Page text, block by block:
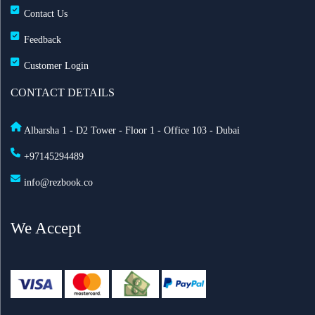
طيران الرياض تطلق أولى رحلاتها اليومية إلى لندن
تعليق الطيران في مطار دكا الدولي في بنغلاديش
Contact Us
Feedback
Customer Login
CONTACT DETAILS
Albarsha 1 - D2 Tower - Floor 1 - Office 103 - Dubai
+97145294489
info@rezbook.co
We Accept